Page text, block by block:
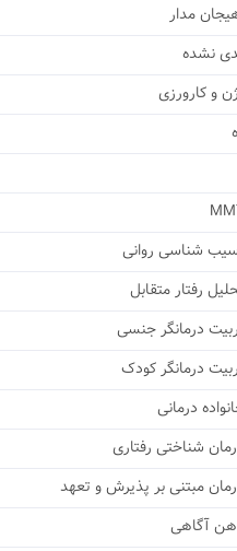
مدار
نشده
و کارورزی
شناسی روانی
رفتار متقابل
درمانگر جنسی
درمانگر کودک
درمانی
شناختی رفتاری
مبتنی بر پذیرش و تعهد
آگاهی